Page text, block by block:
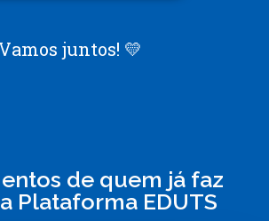
Vamos juntos! 💛
de quem já faz
Plataforma EDUTS